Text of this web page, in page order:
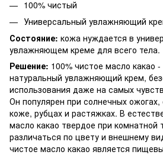
100% чистый
Универсальный увлажняющий
Состояние: кожа нуждается в
увлажняющем креме для всего тела.
Решение: 100% чистое масло какао
натуральный увлажняющий крем,
использования даже на самых
Он популярен при солнечных
коже, рубцах и растяжках. В
масло какао твердое при комнатной
различаться по цвету и внешнему
чистое масло какао является